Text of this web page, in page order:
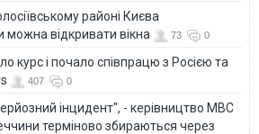
районі Києва
можна відкривати вікна
73 0
курс і почало співпрацю з Росією та
407 0
інцидент", - керівництво МВС
терміново збираються через